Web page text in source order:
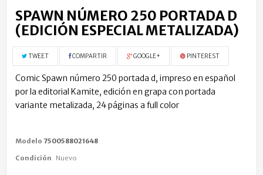
SPAWN NÚMERO 250 PORTADA D
(EDICIÓN ESPECIAL METALIZADA)
TWEET COMPARTIR GOOGLE+ PINTEREST
Comic Spawn número 250 portada d, impreso en español
por la editorial Kamite, edición en grapa con portada
variante metalizada, 24 páginas a full color
Modelo 7500588021648
Condición Nuevo